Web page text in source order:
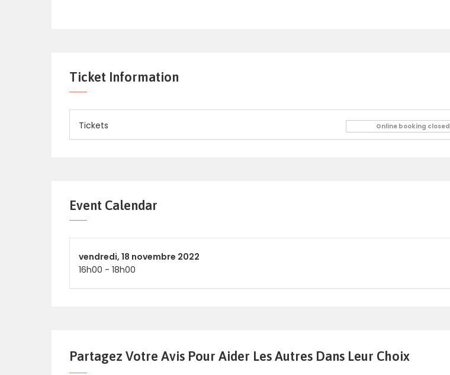
Ticket Information
Tickets Online booking closed
Event Calendar
vendredi, 18 novembre 2022
16h00 - 18h00
Partagez Votre Avis Pour Aider Les Autres Dans Leur Choix